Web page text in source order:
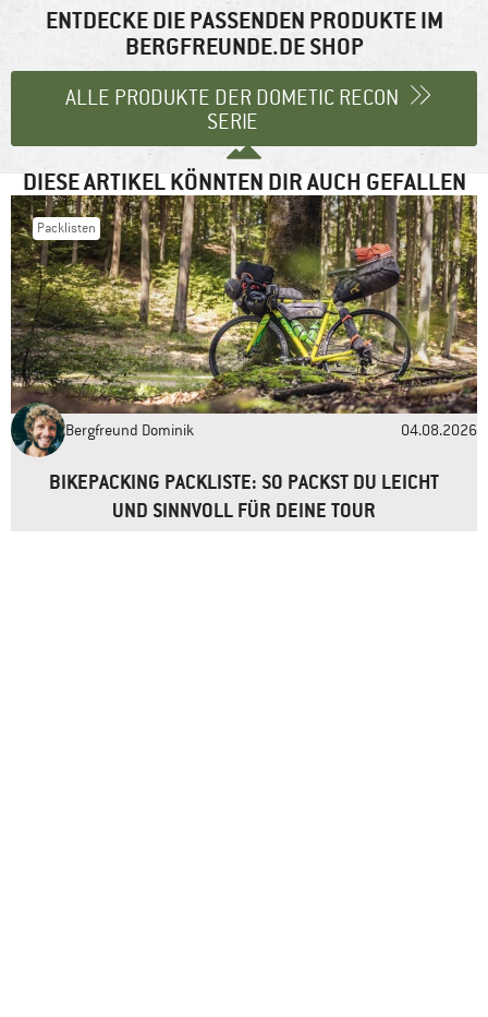
Felder sind mit*markiert
Name*
E-Mail-Adresse*
Website
ENTDECKE DIE PASSENDEN PRODUKTE IM
BERGFREUNDE.DE SHOP
ALLE PRODUKTE DER DOMETIC RECON
SERIE
DIESE ARTIKEL KÖNNTEN DIR AUCH GEFALLEN
Packlisten
Bergfreund Dominik 04.08.2026
BIKEPACKING PACKLISTE: SO PACKST DU LEICHT
UND SINNVOLL FÜR DEINE TOUR